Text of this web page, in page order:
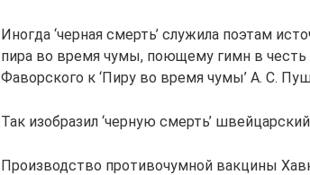
Иногда ‘черная смерть’ служила поэтам
пира во время чумы, поющему гимн в
Фаворского к ‘Пиру во время чумы’ А. С.
Так изобразил ‘черную смерть’
Производство противочумной вакцины